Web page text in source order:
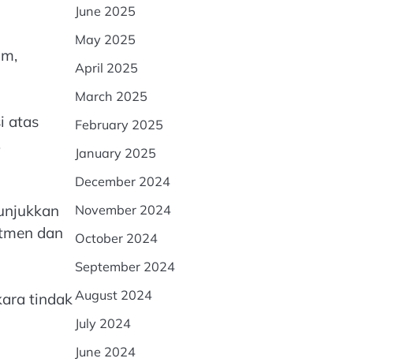
atas
dan
tindak
June 2025
May 2025
April 2025
March 2025
February 2025
January 2025
December 2024
November 2024
October 2024
September 2024
August 2024
July 2024
June 2024